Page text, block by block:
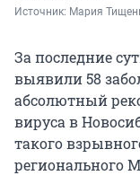
Источник: Мария
За последние
выявили 58
абсолютный
вируса в
такого
регионального